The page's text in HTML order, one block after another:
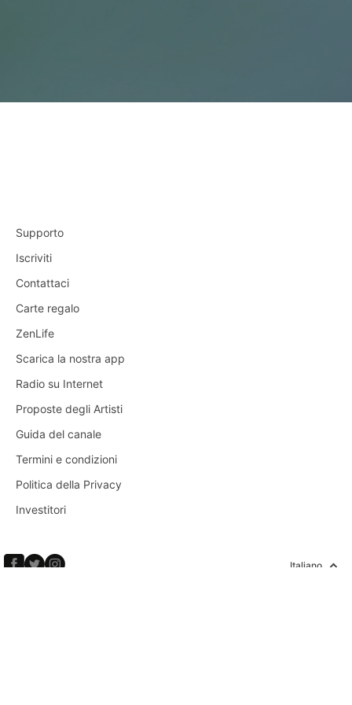
Supporto
Iscriviti
Contattaci
Carte regalo
ZenLife
Scarica la nostra app
Radio su Internet
Proposte degli Artisti
Guida del canale
Termini e condizioni
Politica della Privacy
Investitori
Italiano